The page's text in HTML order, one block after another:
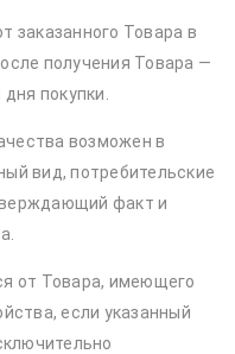
заказанного Товара в
получения Товара —
покупки.
возможен в
вид, потребительские
факт и
от Товара, имеющего
если указанный